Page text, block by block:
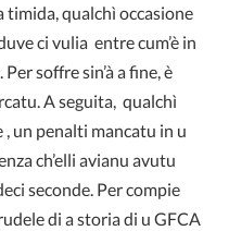
timida, qualchì occasione
ci vulia entre cum’è in
soffre sin’à a fine, è
A seguita, qualchì
un penalti mancatu in u
ch’elli avianu avutu
seconde. Per compie
di a storia di u GFCA